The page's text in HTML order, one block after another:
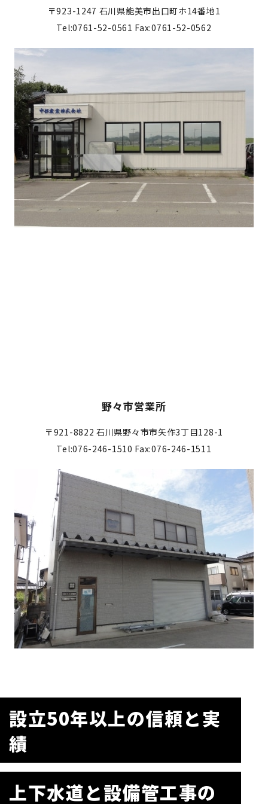
設立50年以上の信頼と実
績
上下水道と設備管工事の
〒923-1247 石川県能美市出口町ホ14番地1
Tel:0761-52-0561 Fax:0761-52-0562
野々市営業所
〒921-8822 石川県野々市市矢作3丁目128-1
Tel:076-246-1510 Fax:076-246-1511